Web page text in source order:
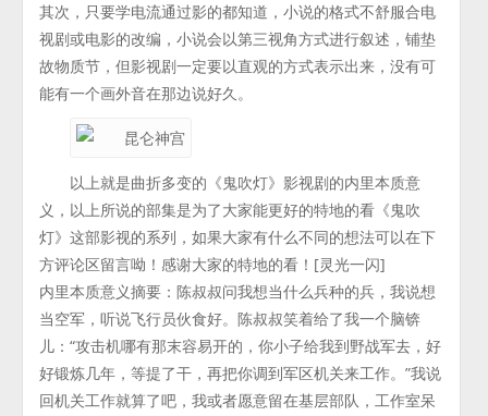
其次，只要学电流通过影的都知道，小说的格式不舒服合电
视剧或电影的改编，小说会以第三视角方式进行叙述，铺垫
故物质节，但影视剧一定要以直观的方式表示出来，没有可
能有一个画外音在那边说好久。
以上就是曲折多变的《鬼吹灯》影视剧的内里本质意
义，以上所说的部集是为了大家能更好的特地的看《鬼吹
灯》这部影视的系列，如果大家有什么不同的想法可以在下
方评论区留言呦！感谢大家的特地的看！[灵光一闪]
内里本质意义摘要：陈叔叔问我想当什么兵种的兵，我说想
当空军，听说飞行员伙食好。陈叔叔笑着给了我一个脑锛
儿：“攻击机哪有那末容易开的，你小子给我到野战军去，好
好锻炼几年，等提了干，再把你调到军区机关来工作。”我说
回机关工作就算了吧，我或者愿意留在基层部队，工作室呆